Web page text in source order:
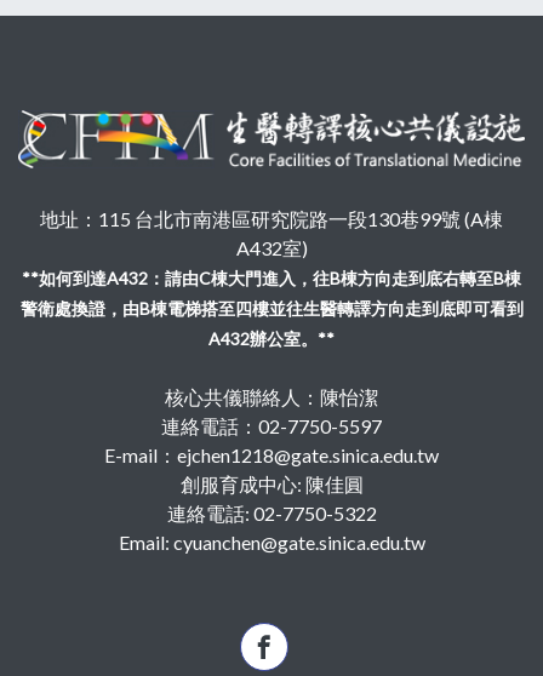
地址：115 台北市南港區研究院路一段130巷99號 (A棟
A432室)
**如何到達A432：請由C棟大門進入，往B棟方向走到底右轉至B棟
警衛處換證，由B棟電梯搭至四樓並往生醫轉譯方向走到底即可看到
A432辦公室。**
核心共儀聯絡人：陳怡潔
連絡電話：02-7750-5597
E-mail：ejchen1218@gate.sinica.edu.tw
創服育成中心: 陳佳圓
連絡電話: 02-7750-5322
Email: cyuanchen@gate.sinica.edu.tw